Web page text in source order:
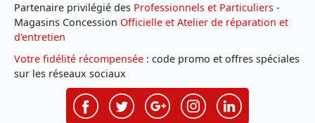
Partenaire privilégié des Professionnels et Particuliers -
Magasins Concession Officielle et Atelier de réparation et
d'entretien
Votre fidélité récompensée : code promo et offres spéciales
sur les réseaux sociaux